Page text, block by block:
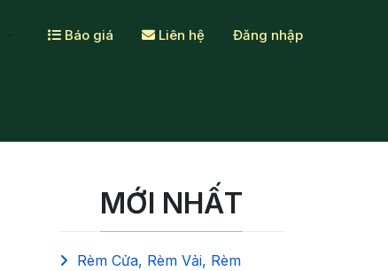
Báo giá Liên hệ Đăng nhập
MỚI NHẤT
Rèm Cửa, Rèm Vải, Rèm